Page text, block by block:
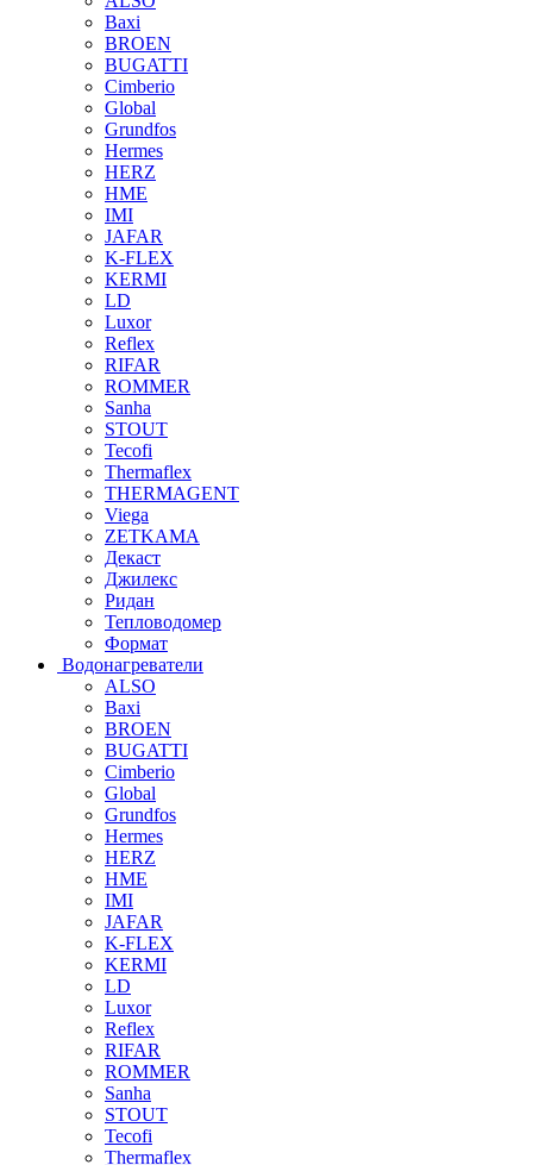
Baxi
BROEN
BUGATTI
Cimberio
Global
Grundfos
Hermes
HERZ
HME
IMI
JAFAR
K-FLEX
KERMI
LD
Luxor
Reflex
RIFAR
ROMMER
Sanha
STOUT
Tecofi
Thermaflex
THERMAGENT
Viega
ZETKAMA
Декаст
Джилекс
Ридан
Тепловодомер
Формат
Водонагреватели
ALSO
Baxi
BROEN
BUGATTI
Cimberio
Global
Grundfos
Hermes
HERZ
HME
IMI
JAFAR
K-FLEX
KERMI
LD
Luxor
Reflex
RIFAR
ROMMER
Sanha
STOUT
Tecofi
Thermaflex